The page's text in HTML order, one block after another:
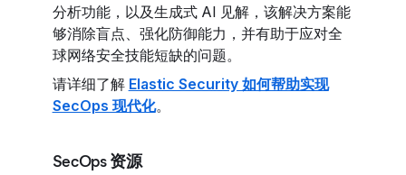
分析功能，以及生成式 AI 见解，该解决方案能
够消除盲点、强化防御能力，并有助于应对全
球网络安全技能短缺的问题。
请详细了解 Elastic Security 如何帮助实现
SecOps 现代化。
SecOps 资源